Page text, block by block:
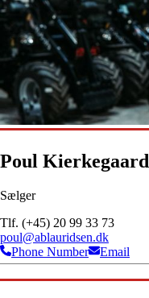
Poul Kierkegaard
Sælger
Tlf. (+45) 20 99 33 73
poul@ablauridsen.dk
Phone Number
Email